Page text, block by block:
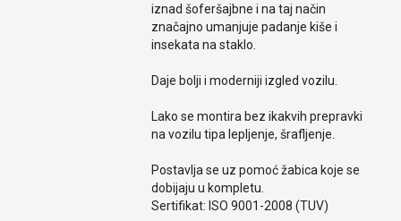
iznad šoferšajbne i na taj način
značajno umanjuje padanje kiše i
insekata na staklo.
Daje bolji i moderniji izgled vozilu.
Lako se montira bez ikakvih prepravki
na vozilu tipa lepljenje, šrafljenje.
Postavlja se uz pomoć žabica koje se
dobijaju u kompletu.
Sertifikat: ISO 9001-2008 (TUV)